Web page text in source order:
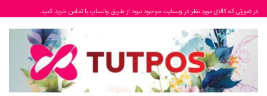
در صورتی که کالای مورد نظر در وبسایت موجود نبود از طریق واتساپ یا تماس خرید کنید